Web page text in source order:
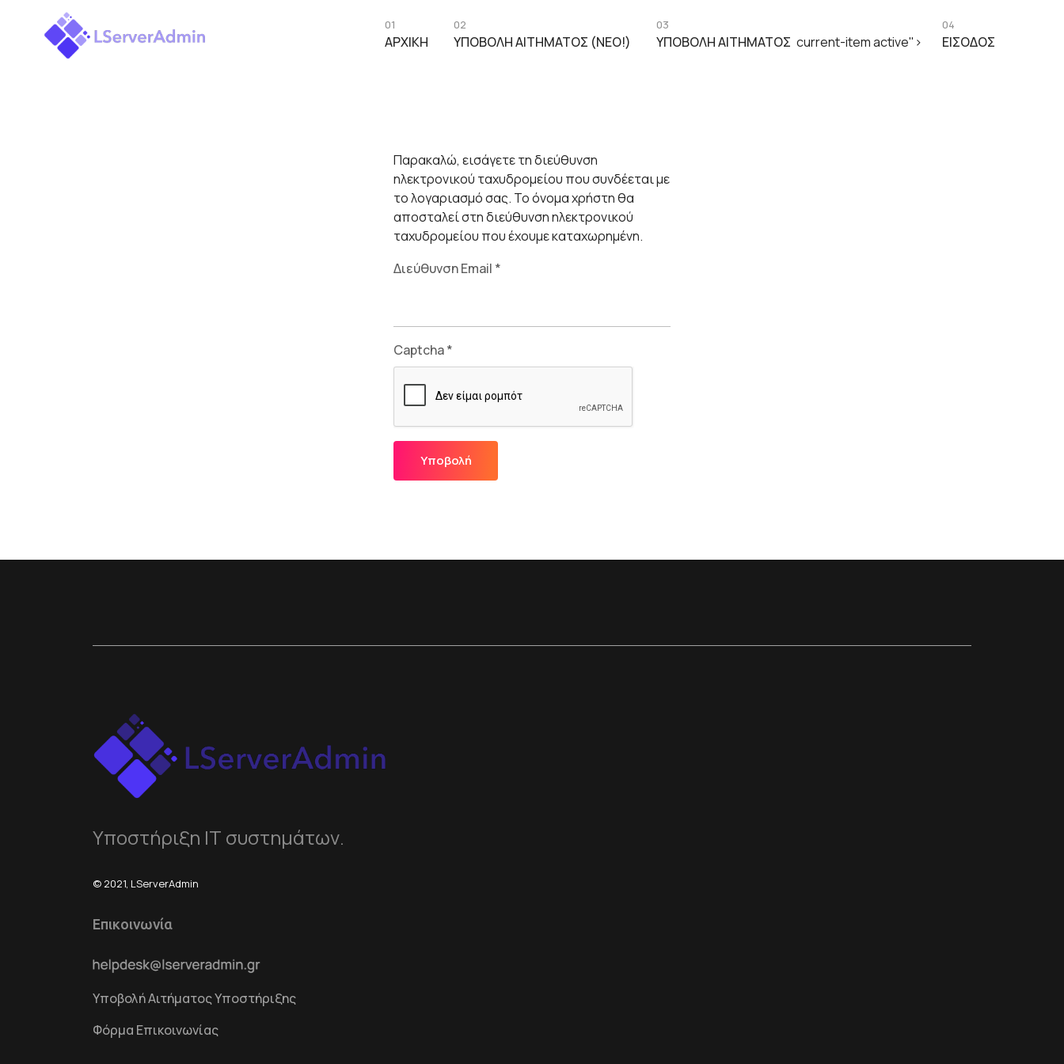
ΑΡΧΙΚΉ
01
ΥΠΟΒΟΛΉ ΑΙΤΉΜΑΤΟΣ (ΝΈΟ!)
02
ΥΠΟΒΟΛΉ ΑΙΤΉΜΑΤΟΣ
03
current-item active"> ΕΊΣΟΔΟΣ
04
Παρακαλώ, εισάγετε τη διεύθυνση
ηλεκτρονικού ταχυδρομείου που συνδέεται με
το λογαριασμό σας. Το όνομα χρήστη θα
αποσταλεί στη διεύθυνση ηλεκτρονικού
ταχυδρομείου που έχουμε καταχωρημένη.
Διεύθυνση Email *
Captcha*
Υποβολή
Υποστήριξη ΙΤ συστημάτων.
© 2021, LServerAdmin
Επικοινωνία
Υποβολή Αιτήματος Υποστήριξης
Φόρμα Επικοινωνίας